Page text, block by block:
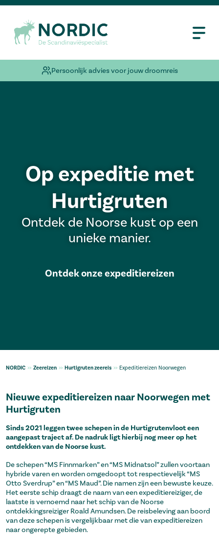
Persoonlijk advies voor jouw droomreis
Op expeditie met
Hurtigruten
Ontdek de Noorse kust op een
unieke manier.
Ontdek onze expeditiereizen
NORDIC >> Zeereizen >> Hurtigruten zeereis >> Expeditiereizen Noorwegen
Nieuwe expeditiereizen naar Noorwegen met
Hurtigruten
Sinds 2021 leggen twee schepen in de Hurtigrutenvloot een
aangepast traject af. De nadruk ligt hierbij nog meer op het
ontdekken van de Noorse kust.
De schepen “MS Finnmarken” en “MS Midnatsol” zullen voortaan
hybride varen en worden omgedoopt tot respectievelijk “MS
Otto Sverdrup” en “MS Maud”. Die namen zijn een bewuste keuze.
Het eerste schip draagt de naam van een expeditiereiziger, de
laatste is vernoemd naar het schip van de Noorse
ontdekkingsreiziger Roald Amundsen. De reisbeleving aan boord
van deze schepen is vergelijkbaar met die van expeditiereizen
naar ongerepte gebieden.